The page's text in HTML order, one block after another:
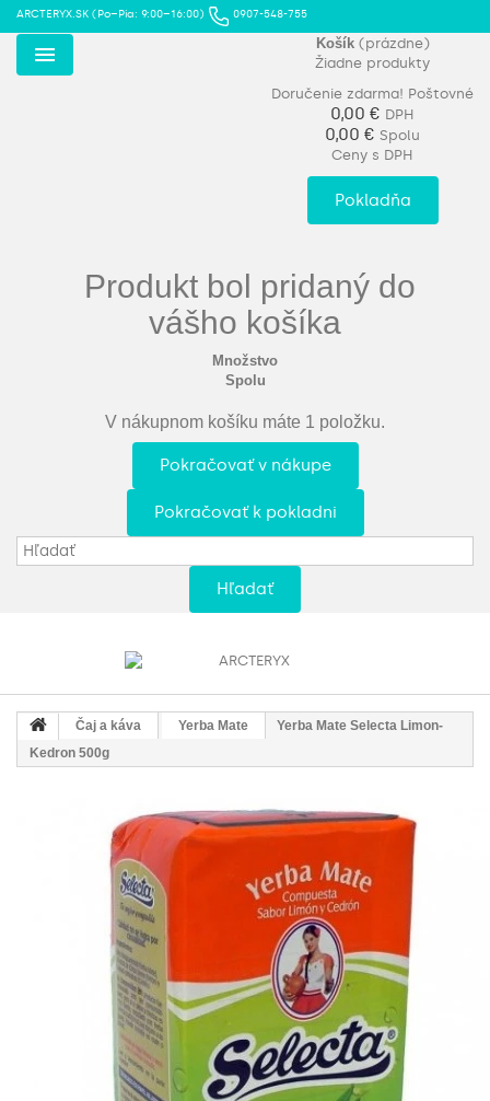
ARCTERYX.SK (Po–Pia: 9:00–16:00) 0907-548-755
Menu
Košík (prázdne)
Žiadne produkty
Doručenie zdarma! Poštovné
0,00 € DPH
0,00 € Spolu
Ceny s DPH
Pokladňa
Produkt bol pridaný do
vášho košíka
Množstvo
Spolu
V nákupnom košíku máte 1 položku.
Pokračovať v nákupe
Pokračovať k pokladni
Hľadať
Čaj a káva Yerba Mate
Yerba Mate Selecta Limon-
Kedron 500g